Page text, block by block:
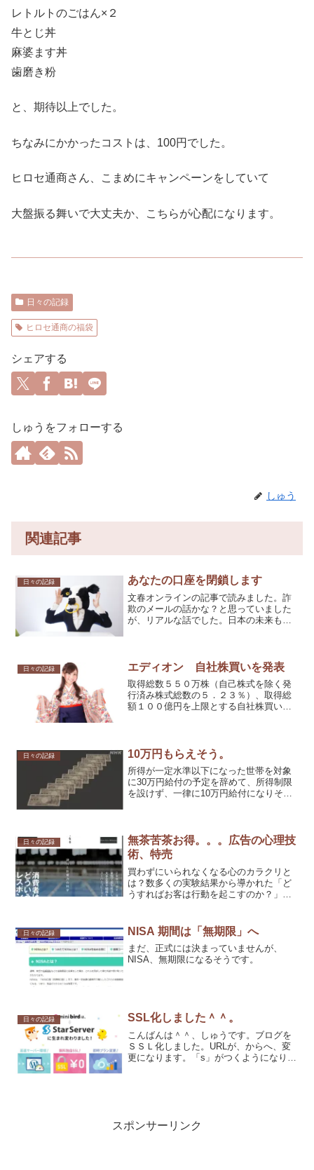
レトルトのごはん×２
牛とじ丼
麻婆ます丼
歯磨き粉
と、期待以上でした。
ちなみにかかったコストは、100円でした。
ヒロセ通商さん、こまめにキャンペーンをしていて
大盤振る舞いで大丈夫か、こちらが心配になります。
日々の記録
ヒロセ通商の福袋
シェアする
しゅうをフォローする
しゅう
関連記事
日々の記録 あなたの口座を閉鎖します
文春オンラインの記事で読みました。詐
欺のメールの話かな？と思っていました
が、リアルな話でした。日本の未来もこ
日々の記録 エディオン 自社株買いを発表
取得総数５５０万株（自己株式を除く発
行済み株式総数の５．２３％）、取得総
額１００億円を上限とする自社株買いの
日々の記録 10万円もらえそう。
所得が一定水準以下になった世帯を対象
に30万円給付の予定を辞めて、所得制限
を設けず、一律に10万円給付になりそう
日々の記録
無茶苦茶お得。。。広告の心理技
術、特売
買わずにいられなくなる心のカラクリと
は？数多くの実験結果から導かれた「ど
うすればお客は行動を起こすのか？」と
日々の記録 NISA 期間は「無期限」へ
まだ、正式には決まっていませんが、
NISA、無期限になるそうです。
日々の記録 SSL化しました＾＾。
こんばんは＾＾、しゅうです。ブログを
ＳＳＬ化しました。URLが、からへ、変
更になります。「s」がつくようになりま
スポンサーリンク